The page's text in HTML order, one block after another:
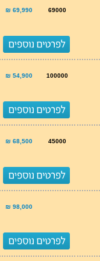
69000
69,990 ₪
100000
54,900 ₪
45000
68,500 ₪
98,000 ₪